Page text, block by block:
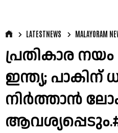
LATESTNEWS MALAYORAM
പ്രതികാര
ഇന്ത്യ;
നിർത്താൻ